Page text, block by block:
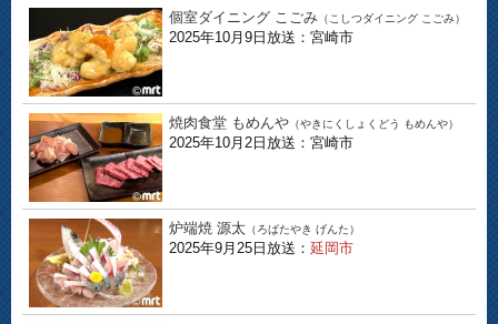
個室ダイニング こごみ （こしつダイニング こごみ）
2025年10月9日放送：宮崎市
焼肉食堂 もめんや （やきにくしょくどう もめんや）
2025年10月2日放送：宮崎市
炉端焼 源太 （ろばたやき げんた）
2025年9月25日放送： 延岡市